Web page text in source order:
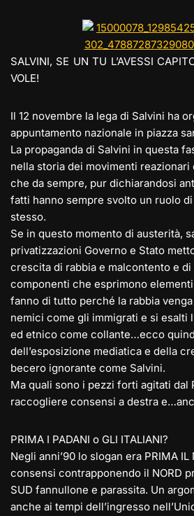
e
gr
a
o
d
s
A
e
b
o
k
SALVINI, SE UN TU L’AVESSI
VOLE!
Il 12 novembre la lega di Salvini ha
appuntamento nazionale in piazza
La propaganda di Salvini in questa
nella storia dei movimenti reazionari
che da sempre, pur dichiarandosi
fatti hanno sempre svolto un ruolo
stesso.
Se in questo momento di austerità,
privatizzazioni Governo e Stato
crescita di rabbia e malcontento e
componenti che esprimono
fanno di tutto perché la rabbia
nemici come gli immigrati e si esalti
ed etnico come collante…ecco
dell’esposizione mediatica e della
becero ignorante come Salvini.
Ma quali sono i pezzi forti agitati dal
raccogliere consensi a destra
PRIMA I PADANI o GLI ITALIANI?
Negli anni’90 lo slogan era PRIMA
consensi contrapponendo il NORD
SUD fannullone e parassita. Un
anche ai tempi dell’ingresso